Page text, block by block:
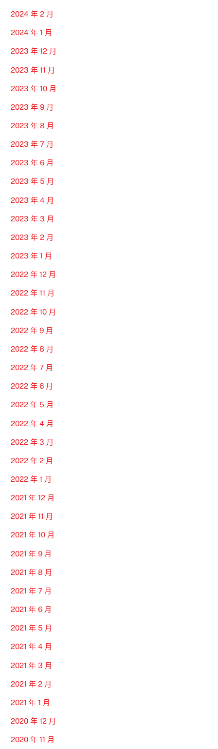
2024 年 2 月
2024 年 1 月
2023 年 12 月
2023 年 11 月
2023 年 10 月
2023 年 9 月
2023 年 8 月
2023 年 7 月
2023 年 6 月
2023 年 5 月
2023 年 4 月
2023 年 3 月
2023 年 2 月
2023 年 1 月
2022 年 12 月
2022 年 11 月
2022 年 10 月
2022 年 9 月
2022 年 8 月
2022 年 7 月
2022 年 6 月
2022 年 5 月
2022 年 4 月
2022 年 3 月
2022 年 2 月
2022 年 1 月
2021 年 12 月
2021 年 11 月
2021 年 10 月
2021 年 9 月
2021 年 8 月
2021 年 7 月
2021 年 6 月
2021 年 5 月
2021 年 4 月
2021 年 3 月
2021 年 2 月
2021 年 1 月
2020 年 12 月
2020 年 11 月